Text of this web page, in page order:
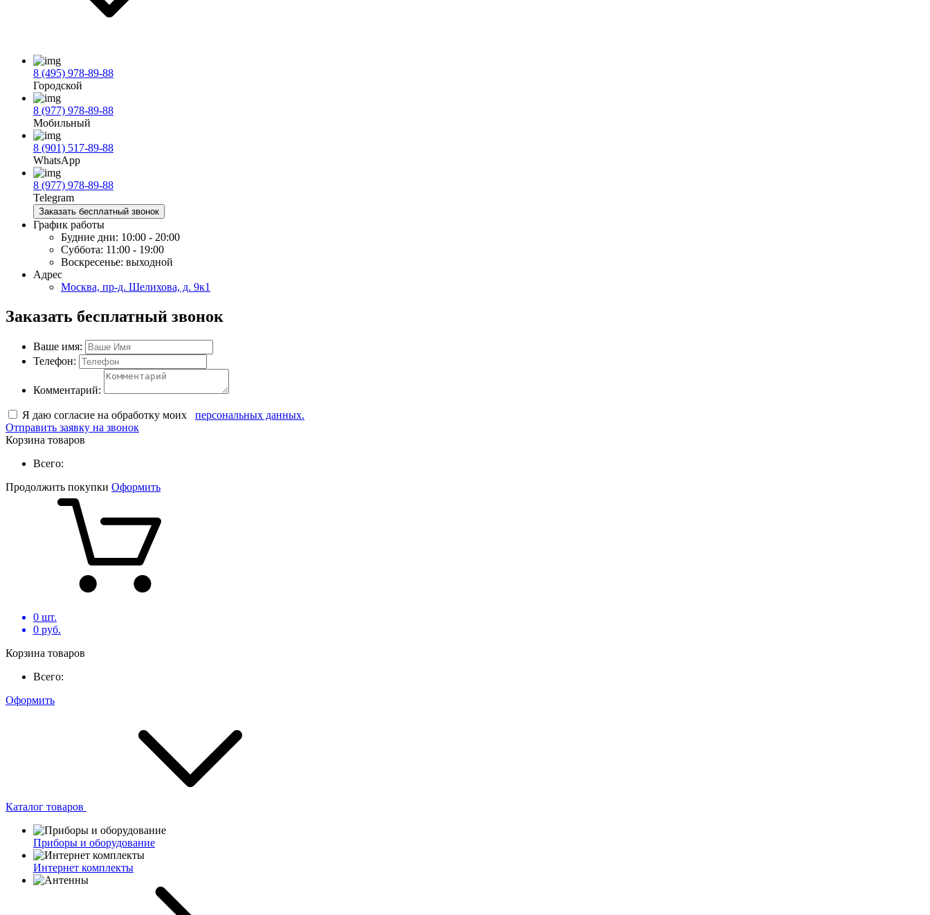
8 (495) 978-89-88
Городской
8 (977) 978-89-88
Мобильный
8 (901) 517-89-88
WhatsApp
8 (977) 978-89-88
Telegram
Заказать бесплатный звонок
График работы
Будние дни: 10:00 - 20:00
Суббота: 11:00 - 19:00
Воскресенье: выходной
Адрес
Москва, пр-д. Шелихова, д. 9к1
Заказать бесплатный звонок
Ваше имя:
Телефон:
Комментарий:
Я даю согласие на обработку моих
персональных данных.
Отправить заявку на звонок
Корзина товаров
Всего:
Продолжить покупки Оформить
0 шт.
0 руб.
Корзина товаров
Всего:
Оформить
Каталог товаров
Приборы и оборудование
Интернет комплекты